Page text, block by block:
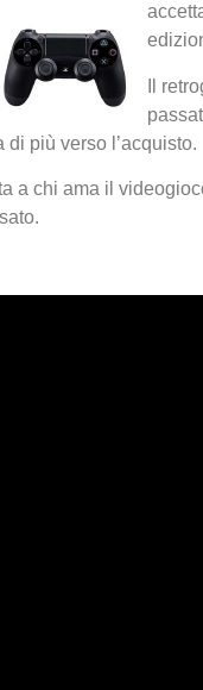
Il
più verso l’acquisto.
a chi ama il